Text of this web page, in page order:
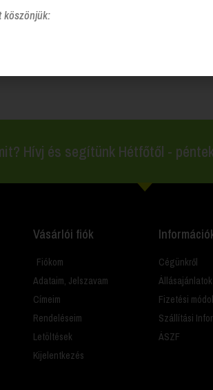
Hívj és segítünk Hétfőtől -
Vásárlói fiók
Fiókom
Adataim, Jelszavam
Címeim
Rendeléseim
Letöltések
Kijelentkezés
Cégünkről
Állásajánlatok
Fizetési
Szállítási
ÁSZF
köszönjük: